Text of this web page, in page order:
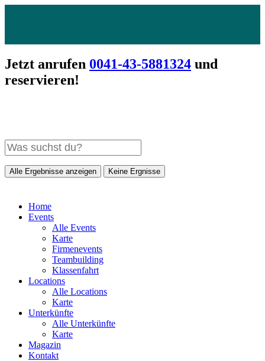
Jetzt anrufen 0041-43-5881324 und
reservieren!
Alle Ergebnisse anzeigen Keine Ergnisse
Home
Events
Alle Events
Karte
Firmenevents
Teambuilding
Klassenfahrt
Locations
Alle Locations
Karte
Unterkünfte
Alle Unterkünfte
Karte
Magazin
Kontakt